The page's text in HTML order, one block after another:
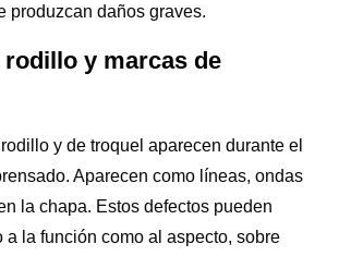
produzcan daños graves.
rodillo y marcas de
y de troquel aparecen durante el
Aparecen como líneas, ondas
la chapa. Estos defectos pueden
a la función como al aspecto, sobre